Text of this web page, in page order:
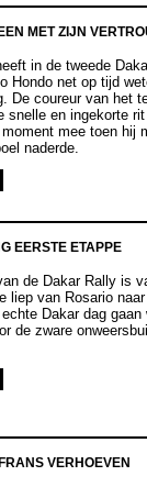
MET ZIJN
in de tweede
Hondo net op tijd
De coureur van het
snelle en ingekorte
mee toen hij
naderde.
EERSTE ETAPPE
de Dakar Rally is
liep van Rosario
Dakar dag
de zware
VERHOEVEN